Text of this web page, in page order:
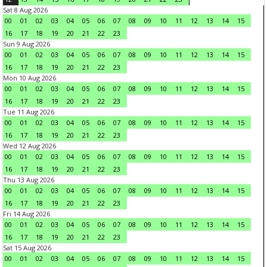
Sat 8 Aug 2026
00
01 02 03 04 05 06 07 08 09 10 11 12 13 14
15
16
17 18 19 20 21 22
23
Sun 9 Aug 2026
00
01 02 03 04 05 06 07 08 09 10 11 12 13 14
15
16
17 18 19 20 21 22
23
Mon 10 Aug 2026
00
01 02 03 04 05 06 07 08 09 10 11 12 13 14
15
16
17 18 19 20 21 22
23
Tue 11 Aug 2026
00
01 02 03 04 05 06 07 08 09 10 11 12 13 14
15
16
17 18 19 20 21 22
23
Wed 12 Aug 2026
00
01 02 03 04 05 06 07 08 09 10 11 12 13 14
15
16
17 18 19 20 21 22
23
Thu 13 Aug 2026
00
01 02 03 04 05 06 07 08 09 10 11 12 13 14
15
16
17 18 19 20 21 22
23
Fri 14 Aug 2026
00
01 02 03 04 05 06 07 08 09 10 11 12 13 14
15
16
17 18 19 20 21 22
23
Sat 15 Aug 2026
00
01 02 03 04 05 06 07 08 09 10 11 12 13 14
15